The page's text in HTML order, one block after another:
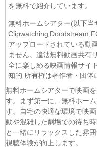
(06/08)ひまわり 第94話
(06/08) マッサン 第18話
(06/08)風、薫る 第94話
(06/08) 君は夏のなか 第6
(06/08)いびってこない義
(06/08)サンダー３ 第5話
(06/08)ヤンキー激戦区の四
ら？ 第9話
(06/08)おちたらおわり 第
(05/08) LV999の村人 第7
(05/08) 片田舎のおっさん
(05/08)ヒロイン？聖女？い
を無料で紹介しています。
無料ホームシアター(以下
アップロードされている動
ません。違法無料動画共有
全に楽しめる映画情報サイ
知的 所有権は著作者・団体
無料ホームシアターで映画
す。まず第一に、無料ホー
す。自宅の快適な環境で映
動や混雑した劇場での待ち
と一緒にリラックスした雰
視聴体験が向上します。